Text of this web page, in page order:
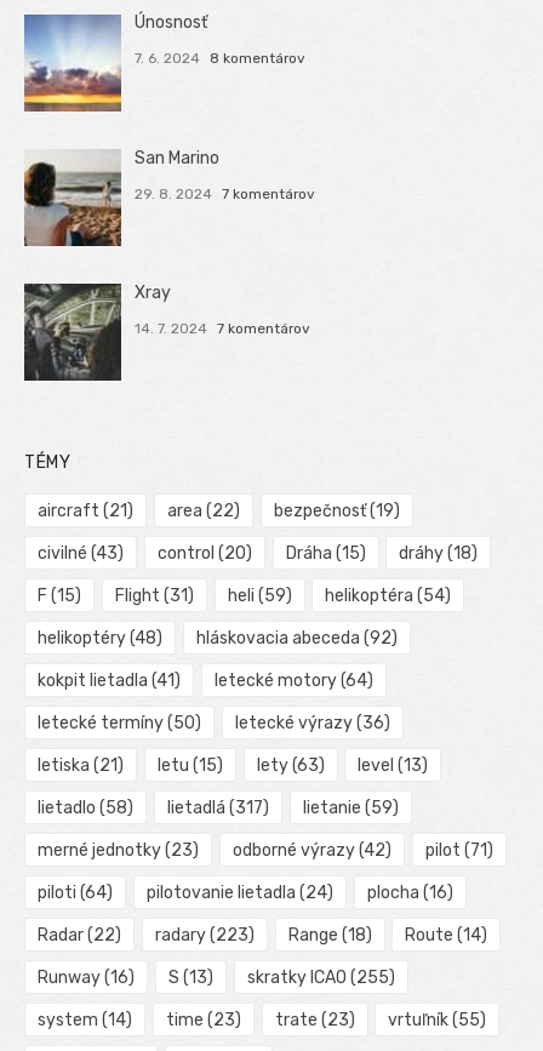
Únosnosť
7. 6. 2024 8 komentárov
San Marino
29. 8. 2024 7 komentárov
Xray
14. 7. 2024 7 komentárov
TÉMY
aircraft (21) area (22) bezpečnosť(19)
civilné (43) control (20) Dráha (15) dráhy(18)
F (15) Flight (31) heli (59) helikoptéra (54)
helikoptéry(48) hláskovacia abeceda (92)
kokpit lietadla (41) letecké motory(64)
letecké termíny(50) letecké výrazy(36)
letiska (21) letu (15) lety(63) level (13)
lietadlo (58) lietadlá (317) lietanie (59)
merné jednotky(23) odborné výrazy(42) pilot (71)
piloti (64) pilotovanie lietadla (24) plocha (16)
Radar(22) radary(223) Range (18) Route (14)
Runway(16) S (13) skratky ICAO (255)
system (14) time (23) trate (23) vrtuľník(55)